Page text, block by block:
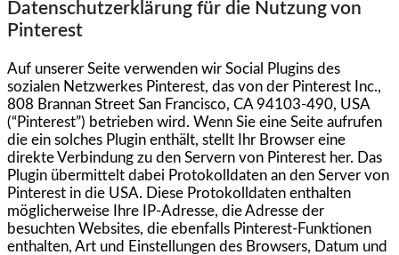
Datenschutzerklärung für die Nutzung von
Pinterest
Auf unserer Seite verwenden wir Social Plugins des
sozialen Netzwerkes Pinterest, das von der Pinterest Inc.,
808 Brannan Street San Francisco, CA 94103-490, USA
(“Pinterest”) betrieben wird. Wenn Sie eine Seite aufrufen
die ein solches Plugin enthält, stellt Ihr Browser eine
direkte Verbindung zu den Servern von Pinterest her. Das
Plugin übermittelt dabei Protokolldaten an den Server von
Pinterest in die USA. Diese Protokolldaten enthalten
möglicherweise Ihre IP-Adresse, die Adresse der
besuchten Websites, die ebenfalls Pinterest-Funktionen
enthalten, Art und Einstellungen des Browsers, Datum und